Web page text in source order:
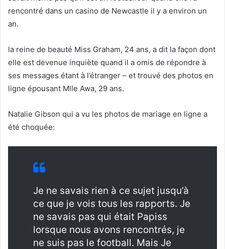
rencontré dans un casino de Newcastle il y a environ un
an.
la reine de beauté Miss Graham, 24 ans, a dit la façon dont
elle est devenue inquiète quand il a omis de répondre à
ses messages étant à l’étranger – et trouvé des photos en
ligne épousant Mlle Awa, 29 ans.
Natalie Gibson qui a vu les photos de mariage en ligne a
été choquée:
Je ne savais rien à ce sujet jusqu’à
ce que je vois tous les rapports. Je
ne savais pas qui était Papiss
lorsque nous avons rencontrés, je
ne suis pas le football. Mais Je